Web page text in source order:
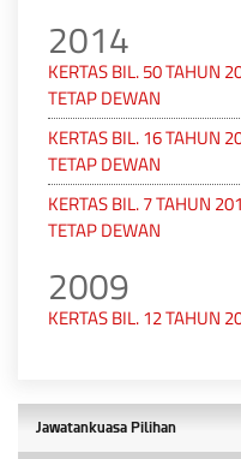
2014
KERTAS BIL. 50 TAHUN
TETAP DEWAN
KERTAS BIL. 16 TAHUN
TETAP DEWAN
KERTAS BIL. 7 TAHUN
TETAP DEWAN
2009
KERTAS BIL. 12 TAHUN
Jawatankuasa Pilihan